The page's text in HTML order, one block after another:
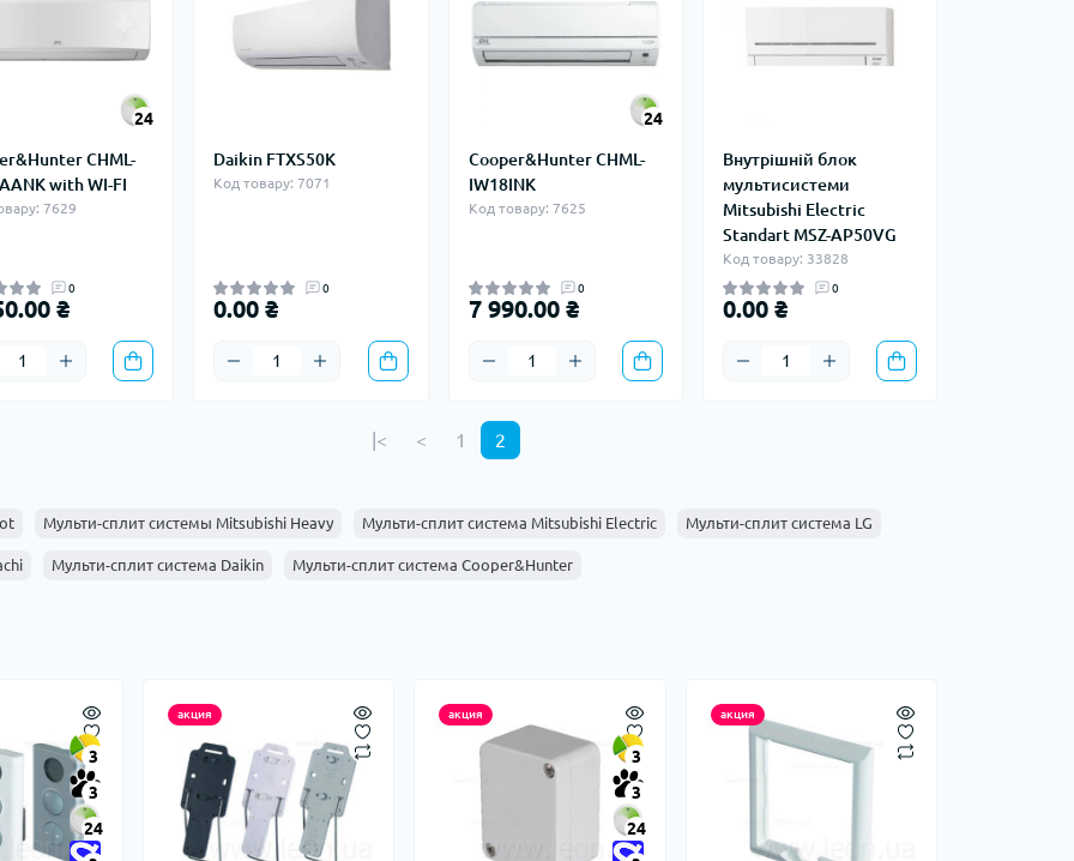
24
CHML-
with WI-FI
7629
0
₴
Daikin FTXS50K
Код товару: 7071
0
0.00 ₴
24
Cooper&Hunter CHML-
IW18INK
Код товару: 7625
0
7 990.00 ₴
Внутрішній блок
мультисистеми
Mitsubishi Electric
Standart MSZ-AP50VG
Код товару: 33828
0
0.00 ₴
|< < 1 2
Мульти-сплит системы Mitsubishi Heavy Мульти-сплит система Mitsubishi Electric Мульти-сплит система LG
Мульти-сплит система Daikin Мульти-сплит система Cooper&Hunter
3
3
24
акция акция
3
3
24
акция